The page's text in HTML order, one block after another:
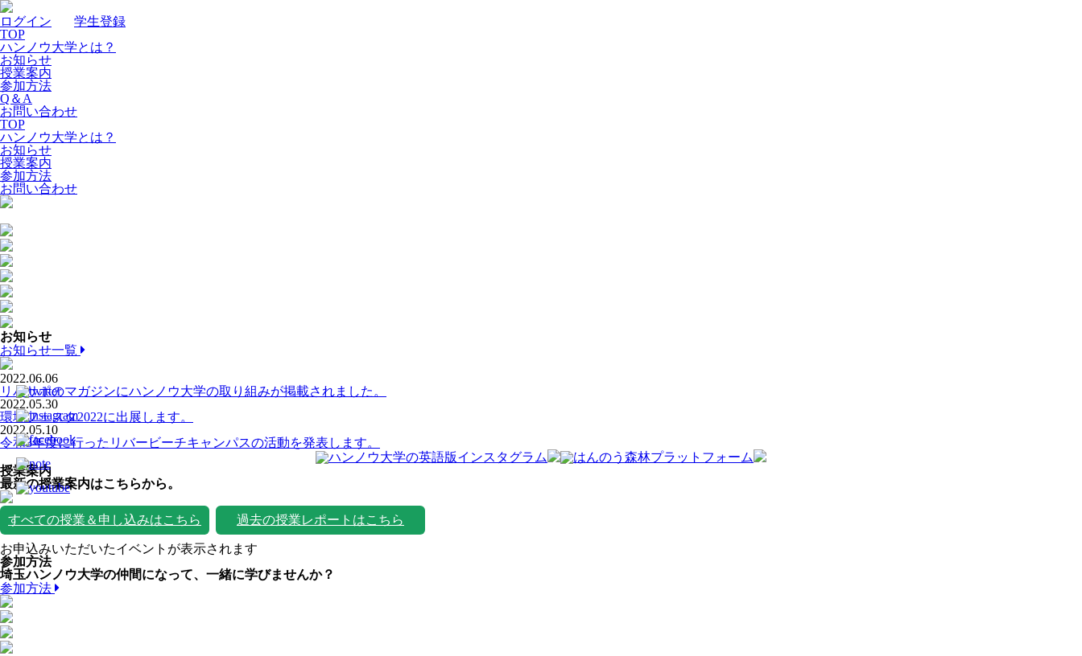
ログイン
学生登録
TOP
ハンノウ大学とは？
お知らせ
授業案内
参加方法
Q＆A
お問い合わせ
TOP
ハンノウ大学とは？
お知らせ
授業案内
参加方法
お問い合わせ
お知らせ
お知らせ一覧
2022.06.06
リバサポのマガジンにハンノウ大学の取り組みが掲載されました。
2022.05.30
環境フェスタ2022に出展します。
2022.05.10
令和3年度に行ったリバービーチキャンパスの活動を発表します。
授業案内
最新の授業案内はこちらから。
すべての授業＆申し込みはこちら 過去の授業レポートはこちら
お申込みいただいたイベントが表示されます
参加方法
埼玉ハンノウ大学の仲間になって、一緒に学びませんか？
参加方法